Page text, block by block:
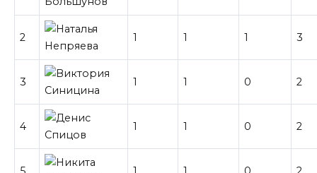
2 1 1 1 3
3 1 1 0 2
4 1 1 0 2